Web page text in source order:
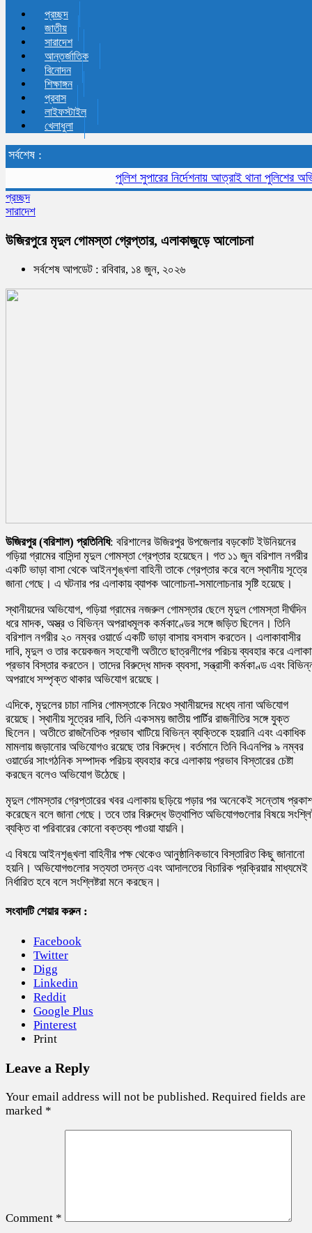
প্রচ্ছদ
জাতীয়
সারাদেশ
আন্তর্জাতিক
বিনোদন
শিক্ষাঙ্গন
প্রবাস
লাইফস্টাইল
খেলাধুলা
সর্বশেষ :
পুলিশ সুপারের নির্দেশনায় আত্রাই থানা পুলিশের অভিযানে
প্রচ্ছদ
সারাদেশ
উজিরপুরে মৃদুল গোমস্তা গ্রেপ্তার, এলাকাজুড়ে আলোচনা
সর্বশেষ আপডেট : রবিবার, ১৪ জুন, ২০২৬
উজিরপুর (বরিশাল) প্রতিনিধি: বরিশালের উজিরপুর উপজেলার বড়কোট ইউনিয়নের
গড়িয়া গ্রামের বাসিন্দা মৃদুল গোমস্তা গ্রেপ্তার হয়েছেন। গত ১১ জুন বরিশাল নগরীর
একটি ভাড়া বাসা থেকে আইনশৃঙ্খলা বাহিনী তাকে গ্রেপ্তার করে বলে স্থানীয় সূত্রে
জানা গেছে। এ ঘটনার পর এলাকায় ব্যাপক আলোচনা-সমালোচনার সৃষ্টি হয়েছে।
স্থানীয়দের অভিযোগ, গড়িয়া গ্রামের নজরুল গোমস্তার ছেলে মৃদুল গোমস্তা দীর্ঘদিন
ধরে মাদক, অস্ত্র ও বিভিন্ন অপরাধমূলক কর্মকাণ্ডের সঙ্গে জড়িত ছিলেন। তিনি
বরিশাল নগরীর ২০ নম্বর ওয়ার্ডে একটি ভাড়া বাসায় বসবাস করতেন। এলাকাবাসীর
দাবি, মৃদুল ও তার কয়েকজন সহযোগী অতীতে ছাত্রলীগের পরিচয় ব্যবহার করে
প্রভাব বিস্তার করতেন। তাদের বিরুদ্ধে মাদক ব্যবসা, সন্ত্রাসী কর্মকাণ্ড এবং
অপরাধে সম্পৃক্ত থাকার অভিযোগ রয়েছে।
এদিকে, মৃদুলের চাচা নাসির গোমস্তাকে নিয়েও স্থানীয়দের মধ্যে নানা অভিযোগ
রয়েছে। স্থানীয় সূত্রের দাবি, তিনি একসময় জাতীয় পার্টির রাজনীতির সঙ্গে যুক্ত
ছিলেন। অতীতে রাজনৈতিক প্রভাব খাটিয়ে বিভিন্ন ব্যক্তিকে হয়রানি এবং একাধিক
মামলায় জড়ানোর অভিযোগও রয়েছে তার বিরুদ্ধে। বর্তমানে তিনি বিএনপির ৯ নম্বর
ওয়ার্ডের সাংগঠনিক সম্পাদক পরিচয় ব্যবহার করে এলাকায় প্রভাব বিস্তারের চেষ্টা
করছেন বলেও অভিযোগ উঠেছে।
মৃদুল গোমস্তার গ্রেপ্তারের খবর এলাকায় ছড়িয়ে পড়ার পর অনেকেই সন্তোষ
করেছেন বলে জানা গেছে। তবে তার বিরুদ্ধে উত্থাপিত অভিযোগগুলোর বিষয়ে
ব্যক্তি বা পরিবারের কোনো বক্তব্য পাওয়া যায়নি।
এ বিষয়ে আইনশৃঙ্খলা বাহিনীর পক্ষ থেকেও আনুষ্ঠানিকভাবে বিস্তারিত কিছু জানানো
হয়নি। অভিযোগগুলোর সত্যতা তদন্ত এবং আদালতের বিচারিক প্রক্রিয়ার মাধ্যমেই
নির্ধারিত হবে বলে সংশ্লিষ্টরা মনে করছেন।
সংবাদটি শেয়ার করুন :
Facebook
Twitter
Digg
Linkedin
Reddit
Google Plus
Pinterest
Print
Leave a Reply
Your email address will not be published. Required fields are
marked *
Comment *